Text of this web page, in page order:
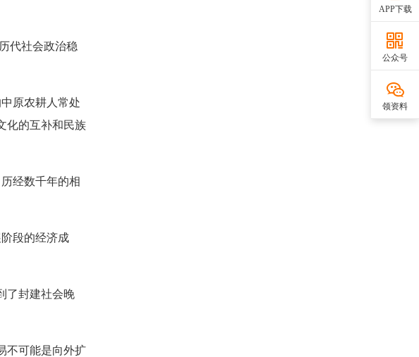
代社会政治稳
原农耕人常处
化的互补和民族
经数千年的相
段的经济成
了封建社会晚
不可能是向外扩
APP下载
公众号
领资料